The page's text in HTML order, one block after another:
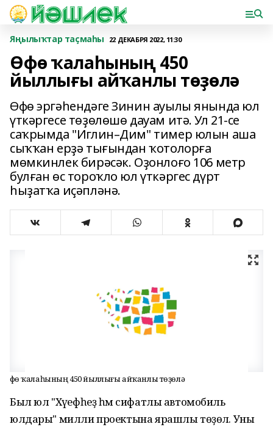
Яңылыҡтар таҫмаһы 22 ДЕКАБРЯ 2022, 11:30
Өфө ҡалаһының 450
йыллығы айҡанлы төҙөлә
Өфө эргәһендәге Зинин ауылы янында юл
үткәргесе төҙөлөшө дауам итә. Ул 21-се
саҡрымда "Иглин–Дим" тимер юлын аша
сыҡҡан ерҙә тығындан ҡотолорға
мөмкинлек бирәсәк. Оҙонлоғо 106 метр
булған өс тороҡло юл үткәргес дүрт
һыҙатҡа иҫәпләнә.
Өфө ҡалаһының 450 йыллығы айҡанлы төҙөлә
Был юл "Хәүефһеҙ һәм сифатлы автомобиль
юлдары" милли проектына ярашлы төҙөлә. Уны